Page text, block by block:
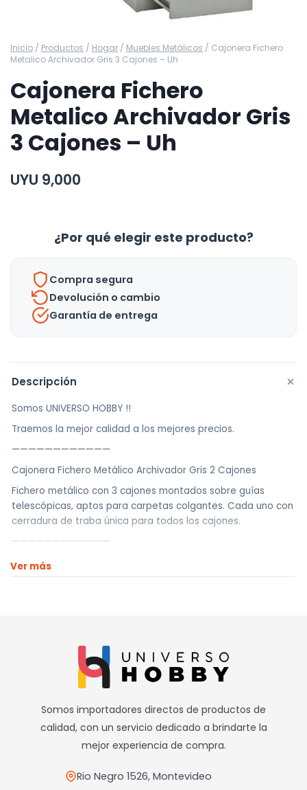
Inicio / Productos / Hogar / Muebles Metálicos / Cajonera Fichero
Metalico Archivador Gris 3 Cajones – Uh
Cajonera Fichero
Metalico Archivador Gris
3 Cajones – Uh
UYU 9,000
¿Por qué elegir este producto?
Compra segura
Devolución o cambio
Garantía de entrega
Descripción +
Somos UNIVERSO HOBBY !!
Traemos la mejor calidad a los mejores precios.
————————————
Cajonera Fichero Metálico Archivador Gris 2 Cajones
Fichero metálico con 3 cajones montados sobre guías
telescópicas, aptos para carpetas colgantes. Cada uno con
cerradura de traba única para todos los cajones.
————————————
Realizamos envíos a todo el país
————————————
El horario de retiros es de Lunes a Viernes de 10hs a 18hs,
Sábados de 10hs a 13hs
Ver más
Somos importadores directos de productos de
calidad, con un servicio dedicado a brindarte la
mejor experiencia de compra.
Rio Negro 1526, Montevideo